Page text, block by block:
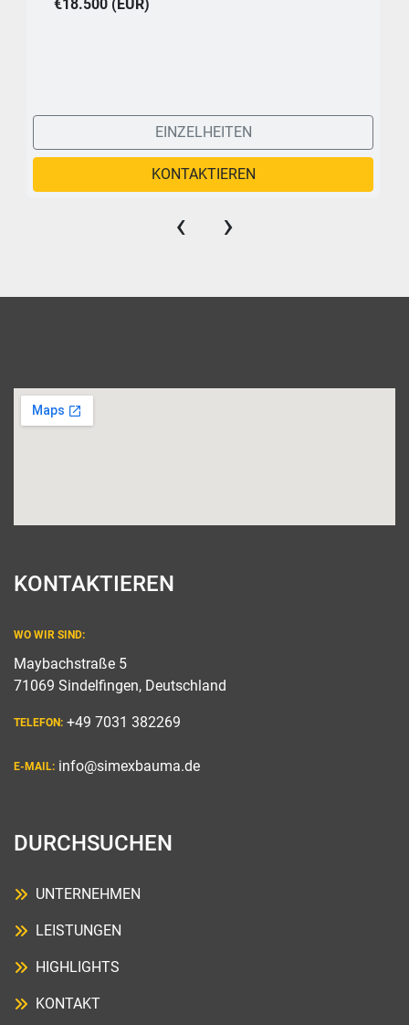
€18.500 (EUR)
EINZELHEITEN
KONTAKTIEREN
‹ ›
KONTAKTIEREN
WO WIR SIND:
Maybachstraße 5
71069 Sindelfingen, Deutschland
TELEFON: +49 7031 382269
E-MAIL: info@simexbauma.de
DURCHSUCHEN
UNTERNEHMEN
LEISTUNGEN
HIGHLIGHTS
KONTAKT